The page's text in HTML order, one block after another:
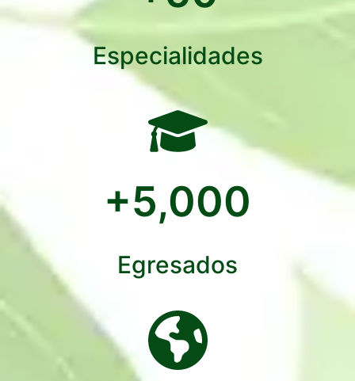
Especialidades
+5,000
Egresados